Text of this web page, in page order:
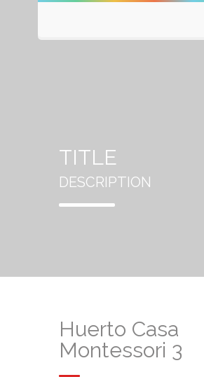
TITLE
DESCRIPTION
Huerto Casa
Montessori 3